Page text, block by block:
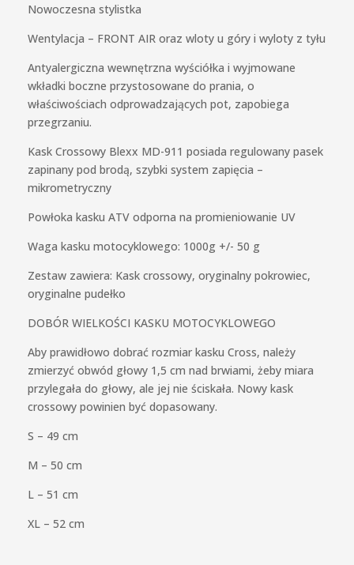
Nowoczesna stylistka
Wentylacja – FRONT AIR oraz wloty u góry i wyloty z tyłu
Antyalergiczna wewnętrzna wyściółka i wyjmowane
wkładki boczne przystosowane do prania, o
właściwościach odprowadzających pot, zapobiega
przegrzaniu.
Kask Crossowy Blexx MD-911 posiada regulowany pasek
zapinany pod brodą, szybki system zapięcia –
mikrometryczny
Powłoka kasku ATV odporna na promieniowanie UV
Waga kasku motocyklowego: 1000g +/- 50 g
Zestaw zawiera: Kask crossowy, oryginalny pokrowiec,
oryginalne pudełko
DOBÓR WIELKOŚCI KASKU MOTOCYKLOWEGO
Aby prawidłowo dobrać rozmiar kasku Cross, należy
zmierzyć obwód głowy 1,5 cm nad brwiami, żeby miara
przylegała do głowy, ale jej nie ściskała. Nowy kask
crossowy powinien być dopasowany.
S – 49 cm
M – 50 cm
L – 51 cm
XL – 52 cm